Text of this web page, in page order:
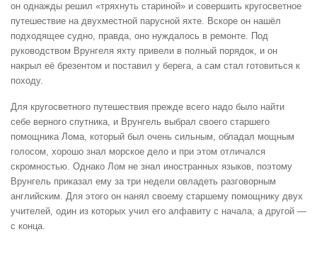
он однажды решил «тряхнуть стариной» и совершить кругосветное
путешествие на двухместной парусной яхте. Вскоре он нашёл
подходящее судно, правда, оно нуждалось в ремонте. Под
руководством Врунгеля яхту привели в полный порядок, и он
накрыл её брезентом и поставил у берега, а сам стал готовиться к
походу.
Для кругосветного путешествия прежде всего надо было найти
себе верного спутника, и Врунгель выбрал своего старшего
помощника Лома, который был очень сильным, обладал мощным
голосом, хорошо знал морское дело и при этом отличался
скромностью. Однако Лом не знал иностранных языков, поэтому
Врунгель приказал ему за три недели овладеть разговорным
английским. Для этого он нанял своему старшему помощнику двух
учителей, один из которых учил его алфавиту с начала, а другой —
с конца.